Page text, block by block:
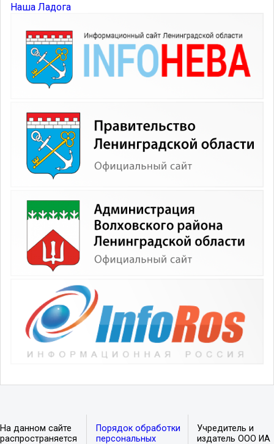
Наша Ладога
На данном сайте
распространяется
Порядок обработки
персональных
Учредитель и
издатель ООО ИА